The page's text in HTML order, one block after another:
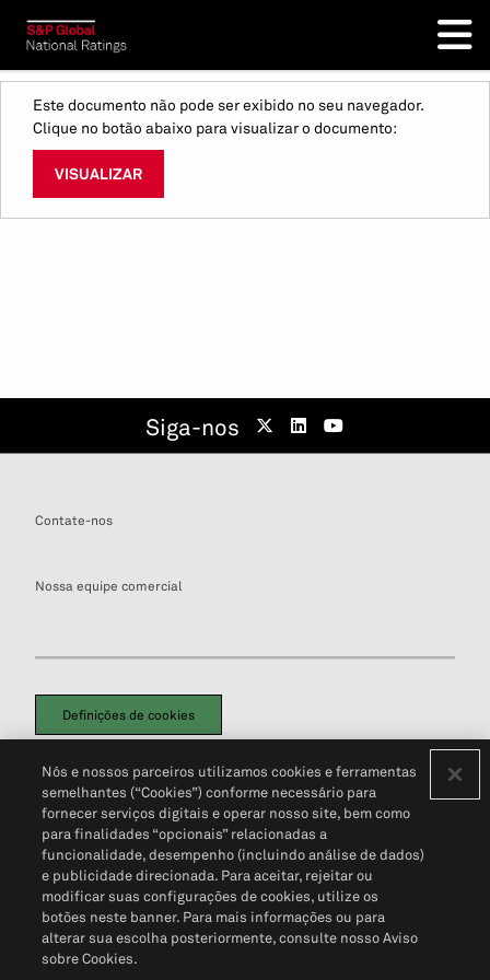
Este documento não pode ser exibido no seu navegador.
Clique no botão abaixo para visualizar o documento:
VISUALIZAR
Siga-nos
Contate-nos
Nossa equipe comercial
Definições de cookies
Política de PrivacidadePortal de privacidade do cliente (em inglês)
Não Venda Minhas Informações Pessoais© 2026 S&P Global
Nós e nossos parceiros utilizamos cookies e ferramentas
semelhantes (“Cookies”) conforme necessário para
fornecer serviços digitais e operar nosso site, bem como
para finalidades “opcionais” relacionadas a
funcionalidade, desempenho (incluindo análise de dados)
e publicidade direcionada. Para aceitar, rejeitar ou
modificar suas configurações de cookies, utilize os
botões neste banner. Para mais informações ou para
alterar sua escolha posteriormente, consulte nosso Aviso
sobre Cookies.